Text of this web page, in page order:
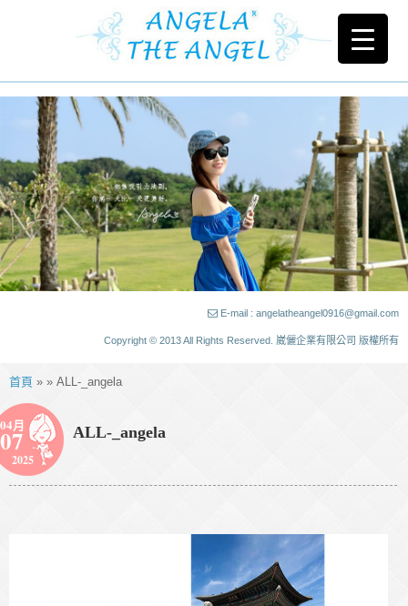
E-mail : angelatheangel0916@gmail.com
Copyright © 2013 All Rights Reserved. 崴儷企業有限公司 版權所有
首頁 » » ALL-_angela
04月
07
2025
ALL-_angela